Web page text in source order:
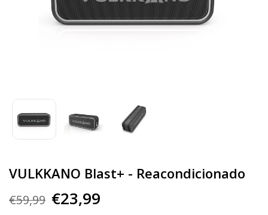
VULKKANO Blast+ - Reacondicionado
€59,99 €23,99